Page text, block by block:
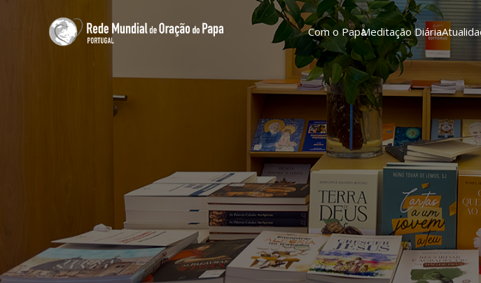
Com o PapaMeditação Diária